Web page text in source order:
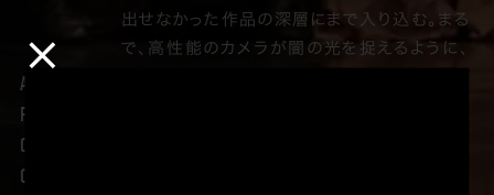
×
About
Profile
Comment
Column
出せなかった作品の深層にまで入り込む。まる
で、高性能のカメラが闇の光を捉えるように、